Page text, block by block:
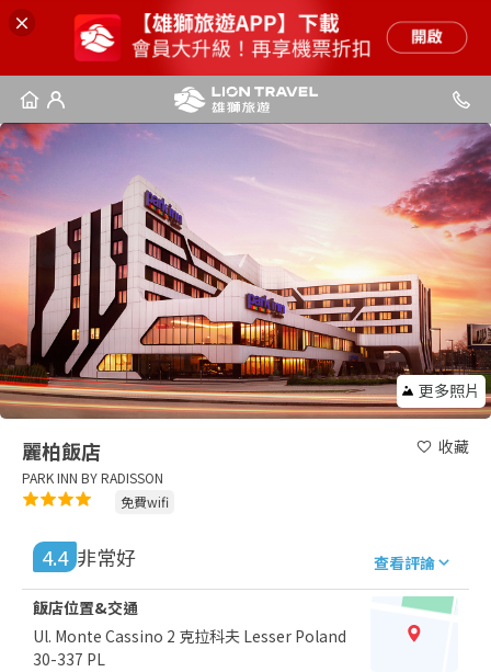
更多照片
麗柏飯店
PARK INN BY RADISSON
免費wifi
收藏
4.4 非常好 查看評論
飯店位置&交通
Ul. Monte Cassino 2 克拉科夫 Lesser Poland
30-337 PL